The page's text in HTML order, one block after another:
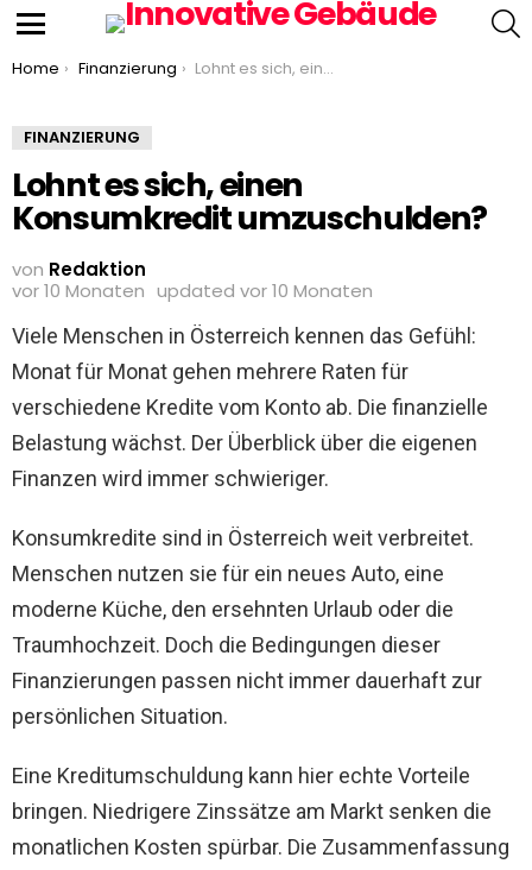
You are here:
Home Finanzierung Lohnt es sich, einen Konsumkredit umzuschulden?
FINANZIERUNG
Lohnt es sich, einen
Konsumkredit umzuschulden?
von Redaktion
vor 10 Monaten updated vor 10 Monaten
Viele Menschen in Österreich kennen das Gefühl:
Monat für Monat gehen mehrere Raten für
verschiedene Kredite vom Konto ab. Die finanzielle
Belastung wächst. Der Überblick über die eigenen
Finanzen wird immer schwieriger.
Konsumkredite sind in Österreich weit verbreitet.
Menschen nutzen sie für ein neues Auto, eine
moderne Küche, den ersehnten Urlaub oder die
Traumhochzeit. Doch die Bedingungen dieser
Finanzierungen passen nicht immer dauerhaft zur
persönlichen Situation.
Eine Kreditumschuldung kann hier echte Vorteile
bringen. Niedrigere Zinssätze am Markt senken die
monatlichen Kosten spürbar. Die Zusammenfassung